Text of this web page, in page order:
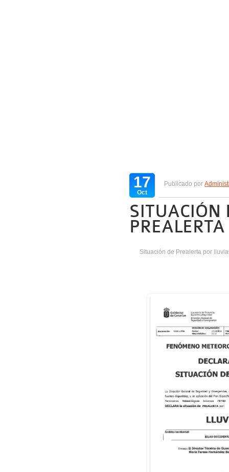
17
Oct
Publicado por
SITUACIÓN
PREALERTA
Situación de Prealerta por